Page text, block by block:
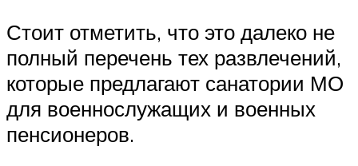
Стоит отметить, что это далеко не
полный перечень тех развлечений,
которые предлагают санатории МО
для военнослужащих и военных
пенсионеров.